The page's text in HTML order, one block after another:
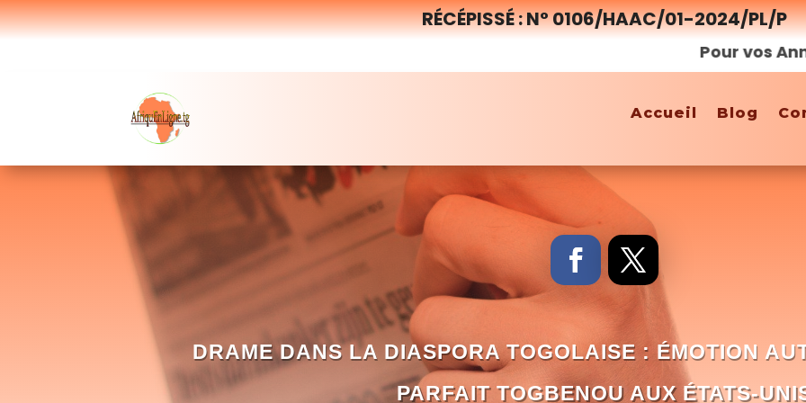
RÉCÉPISSÉ : N° 0106/HAAC/01-2024/PL/P
Pour vos
Accueil Blog
DRAME DANS LA DIASPORA TOGOLAISE : ÉMOTION
PARFAIT TOGBENOU AUX ÉTATS-